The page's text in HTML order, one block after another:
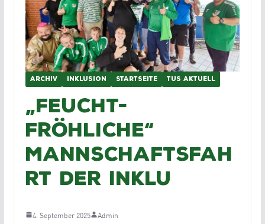
ARCHIV INKLUSION STARTSEITE TUS AKTUELL
„Feucht-
fröhliche“
Mannschaftsfah
rt der Inklu
4. September 2025 Admin